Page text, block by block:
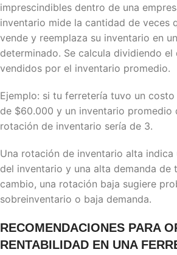
imprescindibles dentro de una
inventario mide la cantidad de veces
vende y reemplaza su inventario en
determinado. Se calcula dividiendo
vendidos por el inventario promedio.
Ejemplo: si tu ferretería tuvo un
de $60.000 y un inventario promedio
rotación de inventario sería de 3.
Una rotación de inventario alta
del inventario y una alta demanda de
cambio, una rotación baja sugiere
sobreinventario o baja demanda.
RECOMENDACIONES PARA
RENTABILIDAD EN UNA